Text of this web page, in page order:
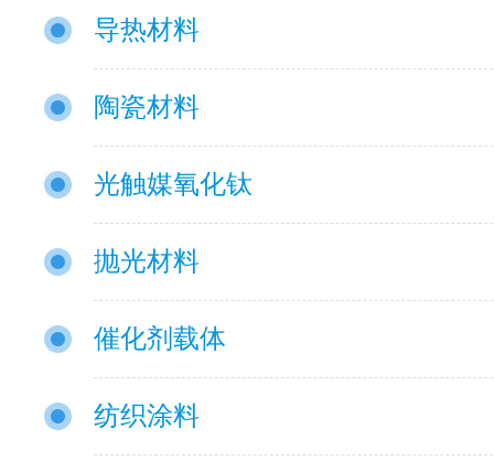
导热材料
陶瓷材料
光触媒氧化钛
抛光材料
催化剂载体
纺织涂料